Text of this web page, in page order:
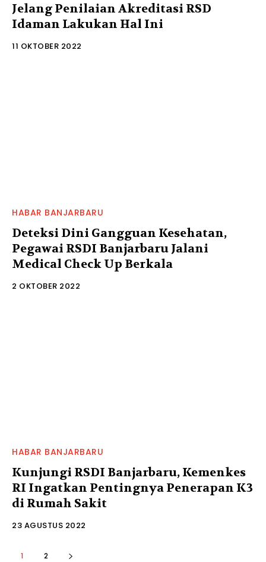
Jelang Penilaian Akreditasi RSD
Idaman Lakukan Hal Ini
11 OKTOBER 2022
HABAR BANJARBARU
Deteksi Dini Gangguan Kesehatan,
Pegawai RSDI Banjarbaru Jalani
Medical Check Up Berkala
2 OKTOBER 2022
HABAR BANJARBARU
Kunjungi RSDI Banjarbaru, Kemenkes
RI Ingatkan Pentingnya Penerapan K3
di Rumah Sakit
23 AGUSTUS 2022
1 2